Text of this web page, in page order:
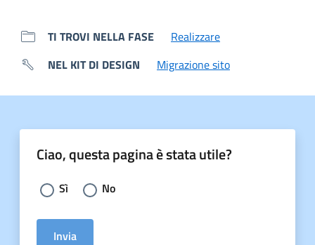
TI TROVI NELLA FASE
Realizzare
NEL KIT DI DESIGN
Migrazione sito
Ciao, questa pagina è stata utile?
Scegli la risposta:
Sì No
Invia